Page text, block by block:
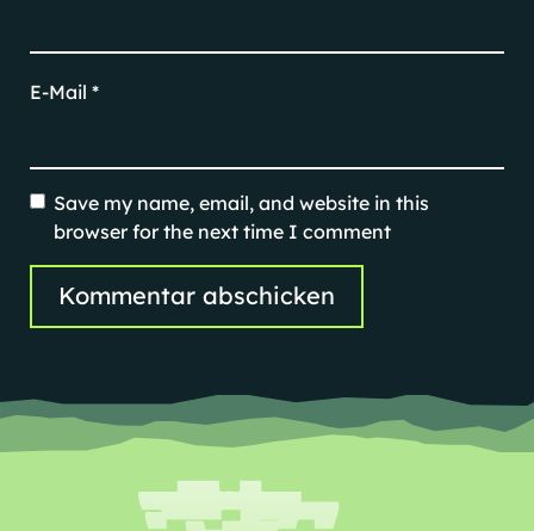
E-Mail *
Save my name, email, and website in this
browser for the next time I comment